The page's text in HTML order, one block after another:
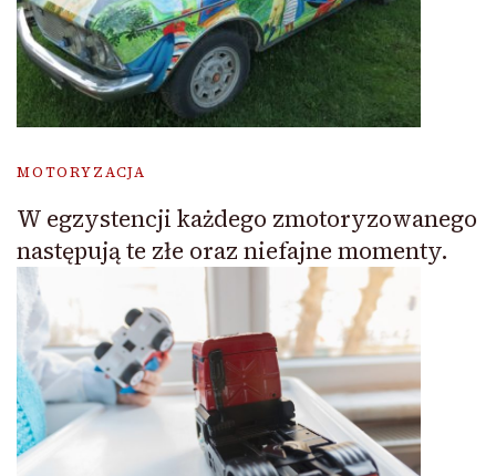
MOTORYZACJA
W egzystencji każdego zmotoryzowanego
następują te złe oraz niefajne momenty.